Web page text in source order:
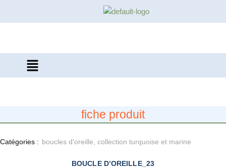
fiche produit
Catégories : boucles d'oreille collection turquoise et marine
BOUCLE D’OREILLE_23